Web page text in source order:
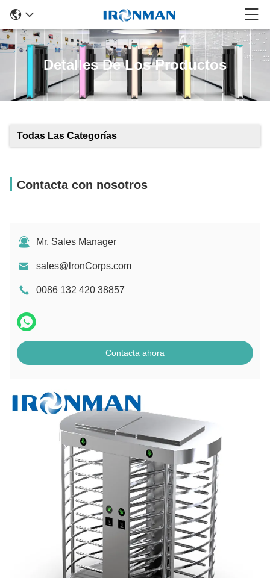
Detalles De Los Productos
Todas Las Categorías
Contacta con nosotros
Mr. Sales Manager
sales@lronCorps.com
0086 132 420 38857
Contacta ahora